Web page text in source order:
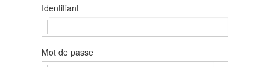
Identifiant
Mot de passe